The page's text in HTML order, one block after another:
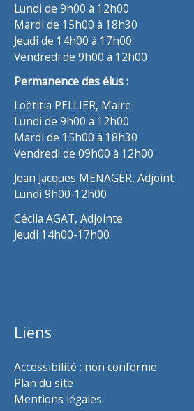
Lundi de 9h00 à 12h00
Mardi de 15h00 à 18h30
Jeudi de 14h00 à 17h00
Vendredi de 9h00 à 12h00
Permanence des élus :
Loëtitia PELLIER, Maire
Lundi de 9h00 à 12h00
Mardi de 15h00 à 18h30
Vendredi de 09h00 à 12h00
Jean Jacques MENAGER, Adjoint
Lundi 9h00-12h00
Cécila AGAT, Adjointe
Jeudi 14h00-17h00
Liens
Accessibilité : non conforme
Plan du site
Mentions légales